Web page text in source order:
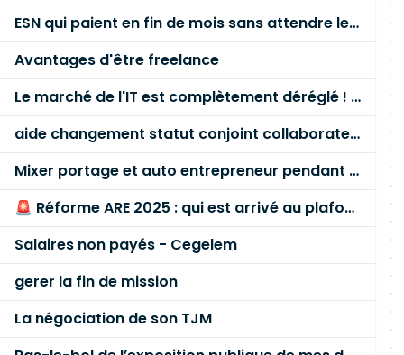
ESN qui paient en fin de mois sans attendre le paiement client ?
Avantages d'être freelance
Le marché de l'IT est complètement déréglé ! STOP à cette mascarade ! Il faut s'unir et résister !
aide changement statut conjoint collaborateur
Mixer portage et auto entrepreneur pendant des années - quel risque ?
🚨 Réforme ARE 2025 : qui est arrivé au plafond des 60 % en gardant son entreprise ?
Salaires non payés - Cegelem
gerer la fin de mission
La négociation de son TJM